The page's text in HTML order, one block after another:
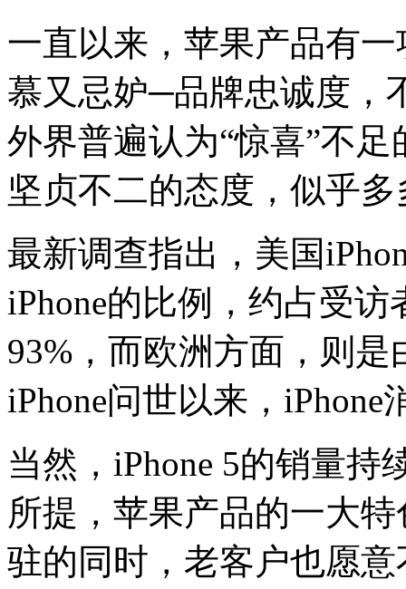
一直以来，苹果产品有
慕又忌妒─品牌忠诚度，
外界普遍认为“惊喜”不
坚贞不二的态度，似乎
最新调查指出，美国
iPhone的比例，约占受
93%，而欧洲方面，则是
iPhone问世以来，
当然，iPhone 5的销量
所提，苹果产品的一大
驻的同时，老客户也愿